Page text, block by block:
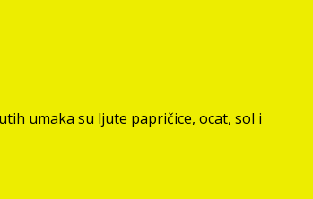
umaka su ljute papričice, ocat, sol i